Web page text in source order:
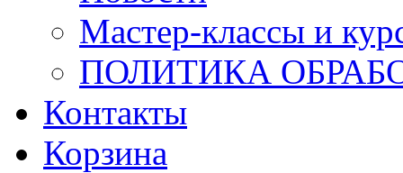
Мастер-классы и
ПОЛИТИКА
Контакты
Корзина